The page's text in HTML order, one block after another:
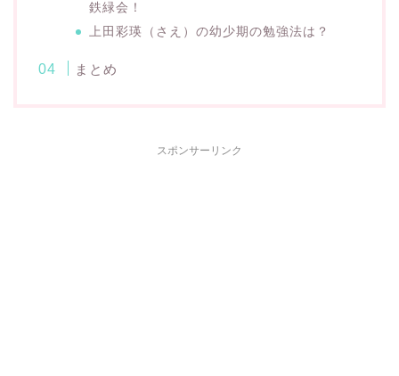
鉄緑会！
上田彩瑛（さえ）の幼少期の勉強法は？
まとめ
スポンサーリンク